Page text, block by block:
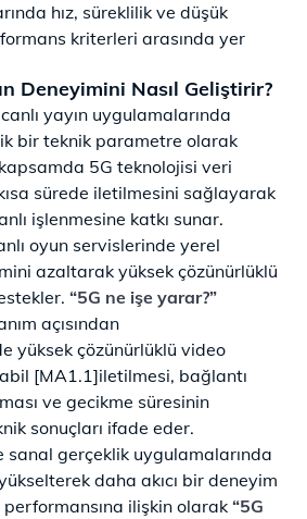
hız, süreklilik ve düşük
kriterleri arasında yer
Deneyimini Nasıl Geliştirir?
yayın uygulamalarında
bir teknik parametre olarak
5G teknolojisi veri
sürede iletilmesini sağlayarak
işlenmesine katkı sunar.
oyun servislerinde yerel
azaltarak yüksek çözünürlüklü
“5G ne işe yarar?”
açısından
yüksek çözünürlüklü video
[MA1.1]iletilmesi, bağlantı
ve gecikme süresinin
sonuçları ifade eder.
sanal gerçeklik uygulamalarında
yükselterek daha akıcı bir deneyim
ilişkin olarak“5G